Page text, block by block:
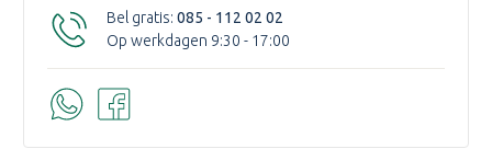
Bel gratis: 085 - 112 02 02
Op werkdagen 9:30 - 17:00